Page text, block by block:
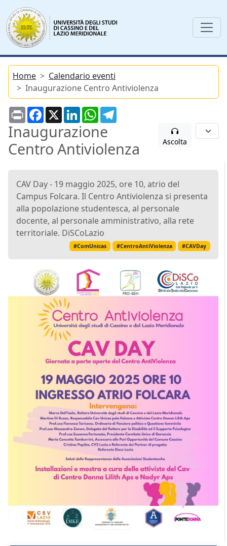
Home
Calendario eventi
Inaugurazione Centro Antiviolenza
PrintFacebook
X LinkedInWhatsApp
Inaugurazione
Centro Antiviolenza
Ascolta
CAV Day - 19 maggio 2025, ore 10, atrio del
Campus Folcara. Il Centro Antiviolenza si presenta
alla popolazione studentesca, al personale
docente, al personale amministrativo, alla rete
territoriale. DiSCoLazio
#ComUnicas #CentroAntiViolenza #CAVDay